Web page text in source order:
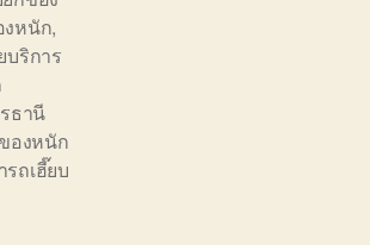
งหนัก,
ริการ
ธานี
องหนัก
รถเฮี๊ยบ